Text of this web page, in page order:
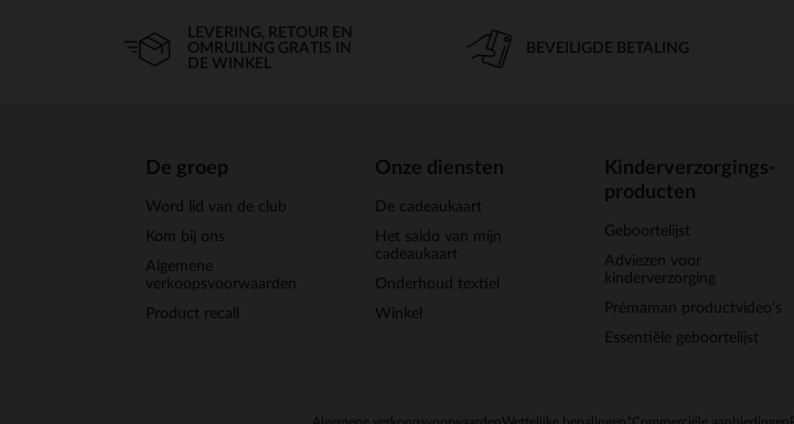
LEVERING, RETOUR EN
OMRUILING GRATIS IN
DE WINKEL
BEVEILIGDE BETALING
De groep
Word lid van de club
Kom bij ons
Algemene
verkoopsvoorwaarden
Product recall
Onze diensten
De cadeaukaart
Het saldo van mijn
cadeaukaart
Onderhoud textiel
Winkel
Kinderverzorgings-
producten
Geboortelijst
Adviezen voor
kinderverzorging
Prémaman productvideo's
Essentiële geboortelijst